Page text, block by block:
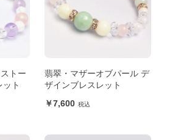
トー
ト
翡翠・マザーオブパール デ
ザインブレスレット
7,600